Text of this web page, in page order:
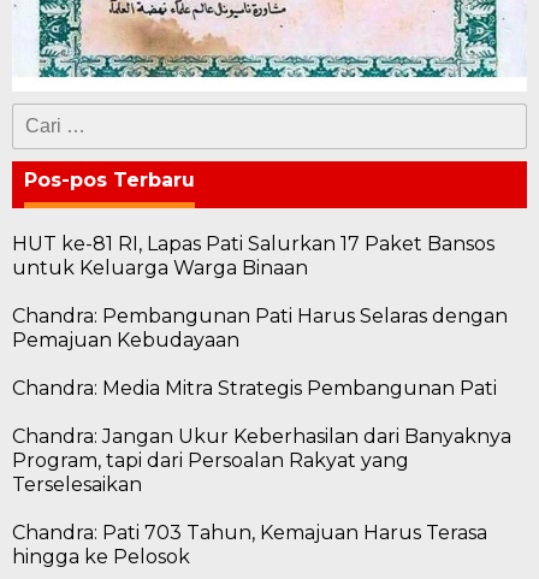
Cari
untuk:
Pos-pos Terbaru
HUT ke-81 RI, Lapas Pati Salurkan 17 Paket Bansos
untuk Keluarga Warga Binaan
Chandra: Pembangunan Pati Harus Selaras dengan
Pemajuan Kebudayaan
Chandra: Media Mitra Strategis Pembangunan Pati
Chandra: Jangan Ukur Keberhasilan dari Banyaknya
Program, tapi dari Persoalan Rakyat yang
Terselesaikan
Chandra: Pati 703 Tahun, Kemajuan Harus Terasa
hingga ke Pelosok